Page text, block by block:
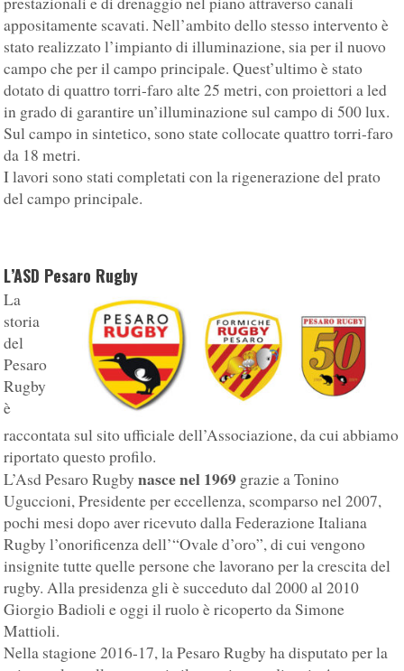
appositamente scavati. Nell’ambito dello stesso intervento è
stato realizzato l’impianto di illuminazione, sia per il nuovo
campo che per il campo principale. Quest’ultimo è stato
dotato di quattro torri-faro alte 25 metri, con proiettori a led
in grado di garantire un’illuminazione sul campo di 500 lux.
Sul campo in sintetico, sono state collocate quattro torri-faro
da 18 metri.
I lavori sono stati completati con la rigenerazione del prato
del campo principale.
L’ASD Pesaro Rugby
La
storia
del
Pesaro
Rugby
è
raccontata sul sito ufficiale dell’Associazione, da cui abbiamo
riportato questo profilo.
L’Asd Pesaro Rugbynasce nel 1969 grazie a Tonino
Uguccioni, Presidente per eccellenza, scomparso nel 2007,
pochi mesi dopo aver ricevuto dalla Federazione Italiana
Rugby l’onorificenza dell’“Ovale d’oro”, di cui vengono
insignite tutte quelle persone che lavorano per la crescita del
rugby. Alla presidenza gli è succeduto dal 2000 al 2010
Giorgio Badioli e oggi il ruolo è ricoperto da Simone
Mattioli.
Nella stagione 2016-17, la Pesaro Rugby ha disputato per la